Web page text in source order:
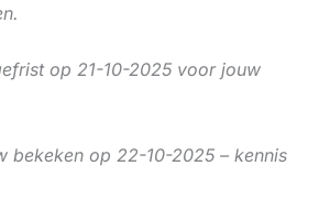
op 21-10-2025 voor jouw
bekeken op 22-10-2025 – kennis